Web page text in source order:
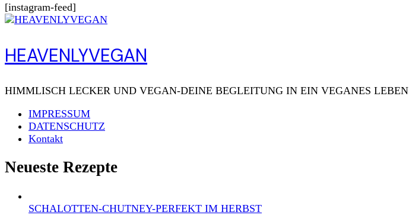
[instagram-feed]
HEAVENLYVEGAN
HIMMLISCH LECKER UND VEGAN-DEINE BEGLEITUNG IN EIN VEGANES LEBEN
IMPRESSUM
DATENSCHUTZ
Kontakt
Neueste Rezepte
SCHALOTTEN-CHUTNEY-PERFEKT IM HERBST